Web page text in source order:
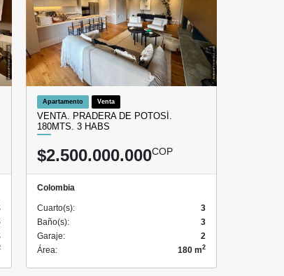
Apartamento Venta
VENTA. PRADERA DE POTOSÍ.
180MTS. 3 HABS
$2.500.000.000COP
Colombia
Cuarto(s):
3
Baño(s):
3
Garaje:
2
Área:
180 m2